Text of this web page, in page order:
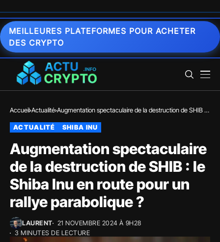
MEILLEURES PLATEFORMES POUR ACHETER
DES CRYPTO
Accueil Actualité Augmentation spectaculaire de la destruction de SHIB :
ACTUALITÉ
SHIBA INU
Augmentation spectaculaire
de la destruction de SHIB : le
Shiba Inu en route pour un
rallye parabolique ?
LAURENT
21 NOVEMBRE 2024 À 9H28
3 MINUTES DE LECTURE